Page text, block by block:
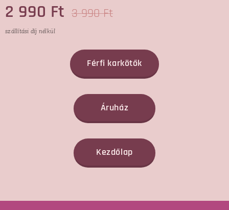
2 990 Ft 3 990Ft
szállítási díj nélkül
Férfi karkötők
Áruház
Kezdőlap